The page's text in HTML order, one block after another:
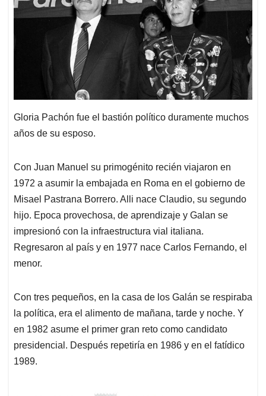
Gloria Pachón fue el bastión político duramente muchos
años de su esposo.
Con Juan Manuel su primogénito recién viajaron en
1972 a asumir la embajada en Roma en el gobierno de
Misael Pastrana Borrero. Alli nace Claudio, su segundo
hijo. Epoca provechosa, de aprendizaje y Galan se
impresionó con la infraestructura vial italiana.
Regresaron al país y en 1977 nace Carlos Fernando, el
menor.
Con tres pequeños, en la casa de los Galán se respiraba
la política, era el alimento de mañana, tarde y noche. Y
en 1982 asume el primer gran reto como candidato
presidencial. Después repetiría en 1986 y en el fatídico
1989.